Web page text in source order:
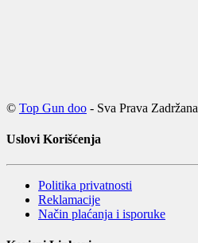
© Top Gun doo - Sva Prava Zadržana
Uslovi Korišćenja
Politika privatnosti
Reklamacije
Način plaćanja i isporuke